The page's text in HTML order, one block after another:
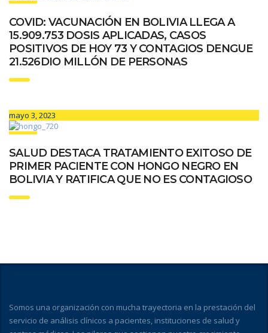
COVID: VACUNACIÓN EN BOLIVIA LLEGA A
15.909.753 DOSIS APLICADAS, CASOS
POSITIVOS DE HOY 73 Y CONTAGIOS DENGUE
21.526DIO MILLÓN DE PERSONAS
mayo 3, 2023
SALUD DESTACA TRATAMIENTO EXITOSO DE
PRIMER PACIENTE CON HONGO NEGRO EN
BOLIVIA Y RATIFICA QUE NO ES CONTAGIOSO
Somos una organización con mucha trayectoria en la prestación del
servicio de análisis clínicos a pacientes, instituciones de salud y